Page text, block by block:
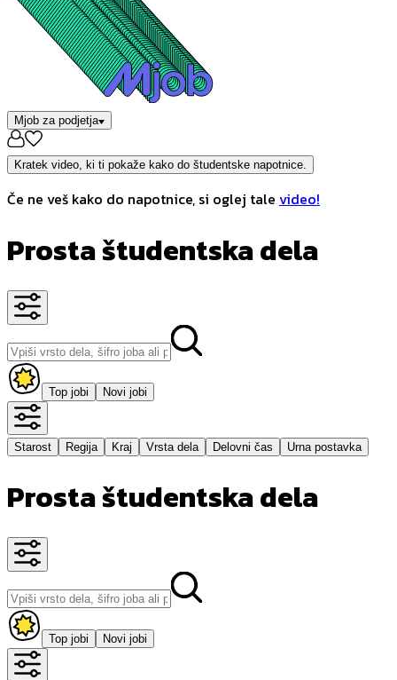
Mjob za podjetja
Kratek video, ki ti pokaže kako do študentske napotnice.
Če ne veš kako do napotnice, si oglej tale video!
Prosta študentska dela
Top jobi Novi jobi
Starost Regija Kraj Vrsta dela Delovni čas Urna postavka
Prosta študentska dela
Top jobi Novi jobi